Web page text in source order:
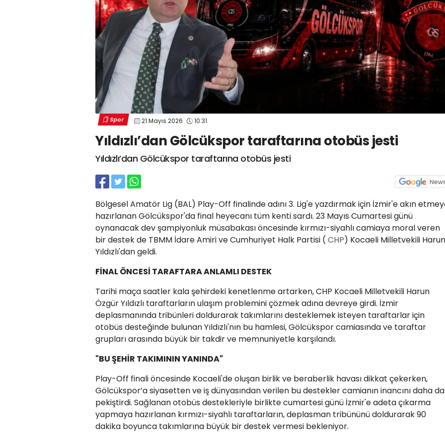
Spor 21 Mayıs 2026 10:31
Yıldızlı’dan Gölcükspor taraftarına otobüs jesti
Yıldızlı’dan Gölcükspor taraftarına otobüs jesti
Bölgesel Amatör Lig (BAL) Play-Off finalinde adını 3. Lig'e yazdırmak için İzmir'e akın
hazırlanan Gölcükspor'da final heyecanı tüm kenti sardı. 23 Mayıs Cumartesi günü
oynanacak dev şampiyonluk müsabakası öncesinde kırmızı-siyahlı camiaya moral veren
bir destek de TBMM İdare Amiri ve Cumhuriyet Halk Partisi ( CHP) Kocaeli Milletvekili Harun
Yıldızlı'dan geldi.
FİNAL ÖNCESİ TARAFTARA ANLAMLI DESTEK
Tarihi maça saatler kala şehirdeki kenetlenme artarken, CHP Kocaeli Milletvekili Harun
Özgür Yıldızlı taraftarların ulaşım problemini çözmek adına devreye girdi. İzmir
deplasmanında tribünleri doldurarak takımlarını desteklemek isteyen taraftarlar için
otobüs desteğinde bulunan Yıldızlı'nın bu hamlesi, Gölcükspor camiasında ve taraftar
grupları arasında büyük bir takdir ve memnuniyetle karşılandı.
"BU ŞEHİR TAKIMININ YANINDA"
Play-Off finali öncesinde Kocaeli'de oluşan birlik ve beraberlik havası dikkat çekerken,
Gölcükspor’a siyasetten ve iş dünyasından verilen bu destekler camianın inancını daha da
pekiştirdi. Sağlanan otobüs destekleriyle birlikte cumartesi günü İzmir'e adeta çıkarma
yapmaya hazırlanan kırmızı-siyahlı taraftarların, deplasman tribününü doldurarak 90
dakika boyunca takımlarına büyük bir destek vermesi bekleniyor.